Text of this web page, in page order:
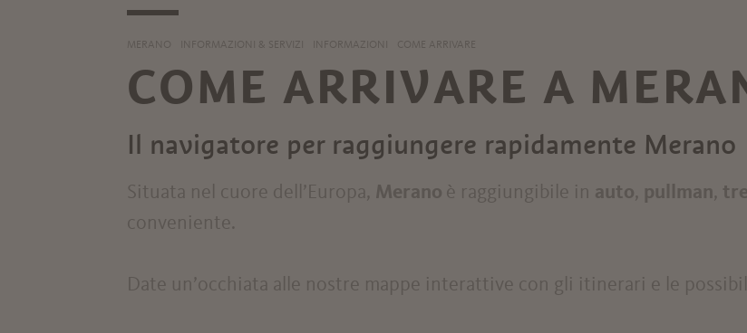
MERANO INFORMAZIONI & SERVIZI INFORMAZIONI COME ARRIVARE
COME ARRIVARE A
Il navigatore per raggiungere rapidamente Merano
Situata nel cuore dell’Europa, Merano è raggiungibile in auto, pullman,
conveniente.
Date un’occhiata alle nostre mappe interattive con gli itinerari e le